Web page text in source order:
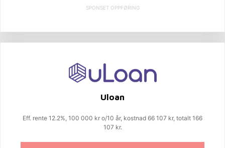
SPONSET OPPFØRING
Uloan
Eff. rente 12.2%, 100 000 kr o/10 år, kostnad 66 107 kr, totalt 166
107 kr.